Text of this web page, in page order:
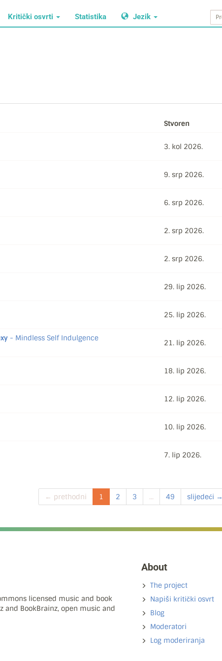
Kritički osvrti Statistika Jezik
Stvoren
3. kol 2026.
9. srp 2026.
6. srp 2026.
2. srp 2026.
2. srp 2026.
29. lip 2026.
25. lip 2026.
- Mindless Self Indulgence
21. lip 2026.
18. lip 2026.
12. lip 2026.
10. lip 2026.
7. lip 2026.
← prethodni 1 2 3 ... 49 slijedeći →
licensed music and book
and BookBrainz, open music and
About
The project
Napiši kritički osvrt
Blog
Moderatori
Log moderiranja